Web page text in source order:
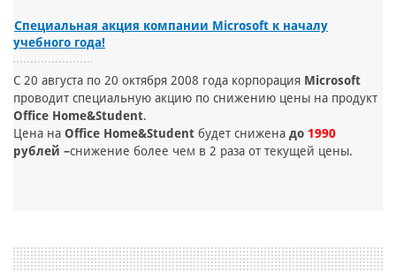
Специальная акция компании Microsoft к началу
учебного года!
С 20 августа по 20 октября 2008 года корпорация Microsoft
проводит специальную акцию по снижению цены на продукт
Office Home&Student.
Цена на Office Home&Student будет снижена до 1990
рублей –снижение более чем в 2 раза от текущей цены.